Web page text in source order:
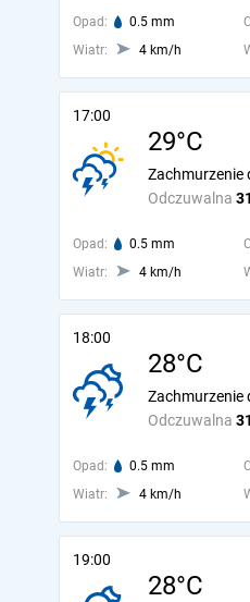
Opad: 0.5 mm
Wiatr:
4 km/h
17:00
29°C
Odczuwalna
Zachmurzenie
Opad: 0.5 mm
Wiatr:
4 km/h
18:00
28°C
Odczuwalna
Zachmurzenie
Opad: 0.5 mm
Wiatr:
4 km/h
19:00
28°C